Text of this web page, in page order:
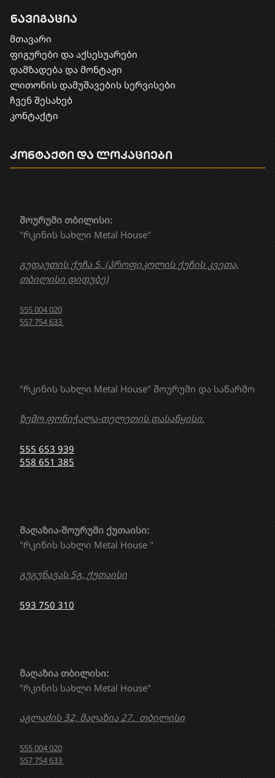
ნავიგაცია
მთავარი
ფიგურები და აქსესუარები
დამზადება და მონტაჟი
​ლითონის დამუშავების სერვისები
ჩვენ შესახებ
კონტაქტი
"რკინის სახლი Metal House" შოურუმი და საწარმო
ზემო ფონიჭალა-თელეთის დასაწყისი.
555 653 939
558 651 385
მაღაზია თბილისი:
"რკინის სახლი Metal House"
აგლაძის 32, მაღაზია 27. თბილისი
555 004 020
557 754 633
მაღაზია-შოურუმი ქუთაისი:
"რკინის სახლი Metal House "
გუგუნავას 5გ, ქუთაისი
593 750 310
შოურუმი თბილისი:
"რკინის სახლი Metal House"
გუდაუთის ქუჩა 5, (პროფიკოლის ქუჩის კვეთა,
თბილისი დიდუბე)
555 004 020
557 754 633
კონტაქტი და ლოკაციები